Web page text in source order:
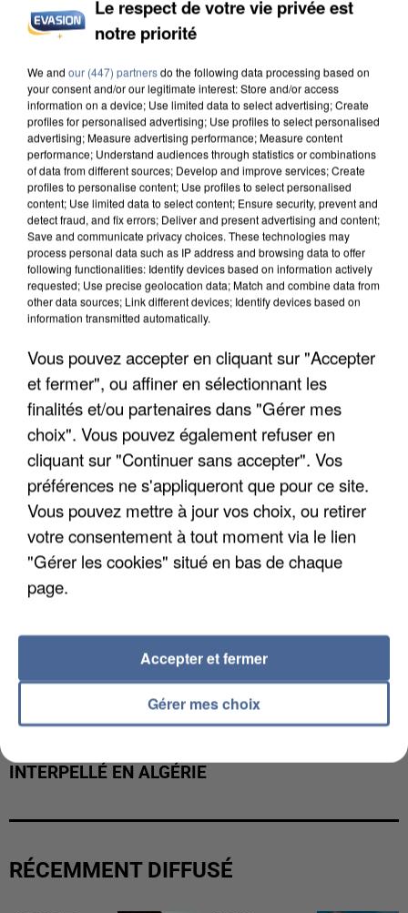
DE FAUNE SAUVAGE SONT...
L’UN DES FONDATEURS SUPPOSÉS DE LA DZ
MAFIA INTERPELLÉ EN ALGÉRIE
INTERPELLÉ EN ALGÉRIE
RÉCEMMENT DIFFUSÉ
Le respect de votre vie privée est
notre priorité
We and our (447) partnersdo the following data processing based on
your consent and/or our legitimate interest: Store and/or access
information on a device; Use limited data to select advertising; Create
profiles for personalised advertising; Use profiles to select personalised
advertising; Measure advertising performance; Measure content
performance; Understand audiences through statistics or combinations
of data from different sources; Develop and improve services; Create
profiles to personalise content; Use profiles to select personalised
content; Use limited data to select content; Ensure security, prevent and
detect fraud, and fix errors; Deliver and present advertising and content;
Save and communicate privacy choices. These technologies may
process personal data such as IP address and browsing data to offer
following functionalities: Identify devices based on information actively
requested; Use precise geolocation data; Match and combine data from
other data sources; Link different devices; Identify devices based on
information transmitted automatically.
Vous pouvez accepter en cliquant sur "Accepter
et fermer", ou affiner en sélectionnant les
finalités et/ou partenaires dans "Gérer mes
choix". Vous pouvez également refuser en
cliquant sur "Continuer sans accepter". Vos
préférences ne s'appliqueront que pour ce site.
Vous pouvez mettre à jour vos choix, ou retirer
votre consentement à tout moment via le lien
"Gérer les cookies" situé en bas de chaque
page.
Gérer mes choix
Accepter et fermer